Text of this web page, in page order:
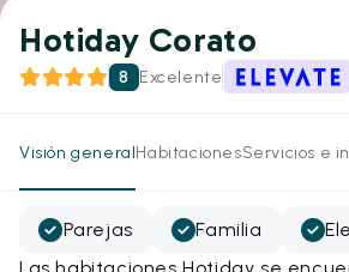
Hotiday Corato
8 Excelente
Visión generalHabitacionesServicios e
Parejas Familia